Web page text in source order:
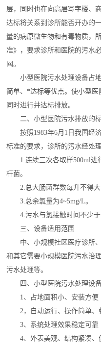
层，同时也在向高层写字楼、
达标将关系到诊所能否开办的
量的病原微生物和有毒物质，
准》，要求诊所和医院的污水
网。
小型医院污水处理设备占地
简单、*达标等优点。使小型
同时进行并达标排放。
二、小型医院污水排放的标
按照1983年6月1日我国经
标准的要求，诊所的污水经处
1.连续三次各取样500ml进
杆菌。
2.总大肠菌群数每升不得大
3.总余氯量为4~5mg/L。
4.污水与氯接触时间不少于1
三、设备适用范围
中、小规模社区医疗诊所、
和其它需要小规模医院污水治
污水处理等。
四、小型医院污水处理设备
1、占地面积小、安装方便
2，自动运行、操作简单、
3、系统处理效果稳定可靠
4、外表美观、结构紧凑、